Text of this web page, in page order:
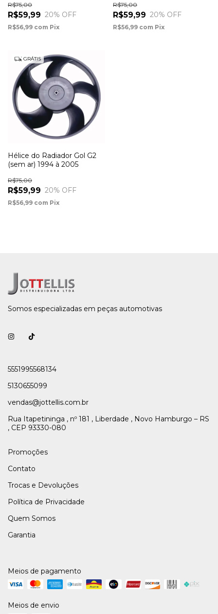
R$59,99
R$75,00
20% OFF
R$56,99 com Pix
R$59,99
R$75,00
20% OFF
R$56,99 com Pix
GRÁTIS
Hélice do Radiador Gol G2
(sem ar) 1994 à 2005
R$59,99
R$75,00
20% OFF
R$56,99 com Pix
Somos especializadas em peças automotivas
5551995568134
5130655099
vendas@jottellis.com.br
Rua Itapetininga , nº 181 , Liberdade , Novo Hamburgo – RS
, CEP 93330-080
Promoções
Contato
Trocas e Devoluções
Política de Privacidade
Quem Somos
Garantia
Meios de pagamento
Meios de envio